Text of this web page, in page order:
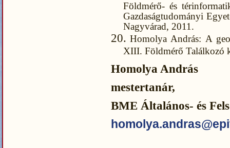
Földmérő- és
Gazdaságtudományi
Nagyvárad, 2011.
20. Homolya András: A
XIII. Földmérő Találkozó
Homolya András
mestertanár,
BME Általános- és